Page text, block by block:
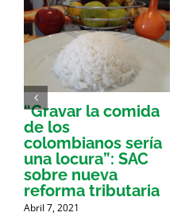
“Gravar la comida
de los
colombianos sería
una locura”: SAC
sobre nueva
reforma tributaria
Abril 7, 2021